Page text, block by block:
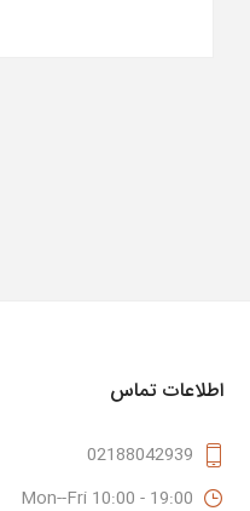
اطلاعات تماس
02188042939
Mon--Fri 10:00 - 19:00